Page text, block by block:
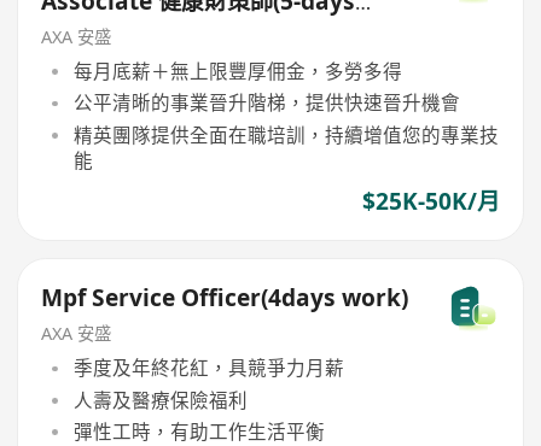
work)
AXA 安盛
每月底薪＋無上限豐厚佣金，多勞多得
公平清晰的事業晉升階梯，提供快速晉升機會
精英團隊提供全面在職培訓，持續增值您的專業技
能
$25K-50K/月
Mpf Service Officer(4days work)
AXA 安盛
季度及年終花紅，具競爭力月薪
人壽及醫療保險福利
彈性工時，有助工作生活平衡